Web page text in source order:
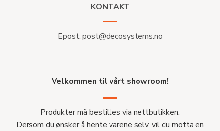
KONTAKT
Epost: post@decosystems.no
Velkommen til vårt showroom!
Produkter må bestilles via nettbutikken.
Dersom du ønsker å hente varene selv, vil du motta en